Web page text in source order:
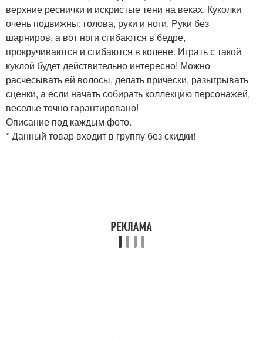
верхние реснички и искристые тени на веках. Куколки
очень подвижны: голова, руки и ноги. Руки без
шарниров, а вот ноги сгибаются в бедре,
прокручиваются и сгибаются в колене. Играть с такой
куклой будет действительно интересно! Можно
расчесывать ей волосы, делать прически, разыгрывать
сценки, а если начать собирать коллекцию персонажей,
веселье точно гарантировано!
Описание под каждым фото.
* Данный товар входит в группу без скидки!